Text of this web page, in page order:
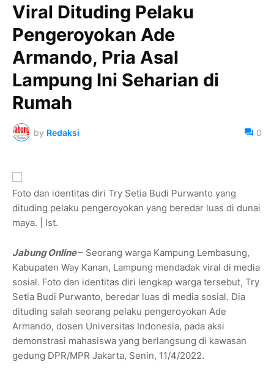
Viral Dituding Pelaku
Pengeroyokan Ade
Armando, Pria Asal
Lampung Ini Seharian di
Rumah
by Redaksi 0
Foto dan identitas diri Try Setia Budi Purwanto yang
dituding pelaku pengeroyokan yang beredar luas di dunai
maya. | Ist.
Jabung Online– Seorang warga Kampung Lembasung,
Kabupaten Way Kanan, Lampung mendadak viral di media
sosial. Foto dan identitas diri lengkap warga tersebut, Try
Setia Budi Purwanto, beredar luas di media sosial. Dia
dituding salah seorang pelaku pengeroyokan Ade
Armando, dosen Universitas Indonesia, pada aksi
demonstrasi mahasiswa yang berlangsung di kawasan
gedung DPR/MPR Jakarta, Senin, 11/4/2022.